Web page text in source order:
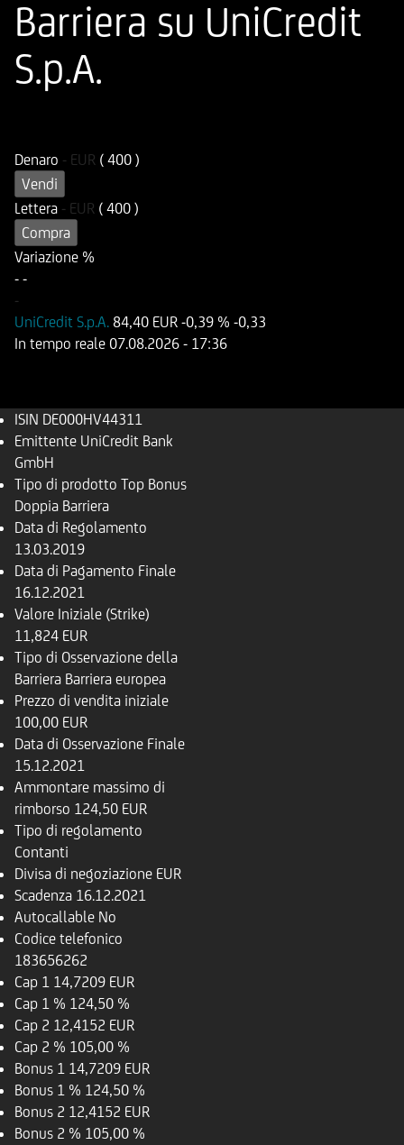
Barriera su UniCredit
S.p.A.
Denaro - EUR ( 400 )
Vendi
Lettera - EUR ( 400 )
Compra
Variazione %
- -
-
UniCredit S.p.A. 84,40 EUR -0,39 % -0,33
In tempo reale 07.08.2026 - 17:36
ISIN DE000HV44311
Emittente UniCredit Bank
GmbH
Tipo di prodotto Top Bonus
Doppia Barriera
Data di Regolamento
13.03.2019
Data di Pagamento Finale
16.12.2021
Valore Iniziale (Strike)
11,824 EUR
Tipo di Osservazione della
Barriera Barriera europea
Prezzo di vendita iniziale
100,00 EUR
Data di Osservazione Finale
15.12.2021
Ammontare massimo di
rimborso 124,50 EUR
Tipo di regolamento
Contanti
Divisa di negoziazione EUR
Scadenza 16.12.2021
Autocallable No
Codice telefonico
183656262
Cap 1 14,7209 EUR
Cap 1 % 124,50 %
Cap 2 12,4152 EUR
Cap 2 % 105,00 %
Bonus 1 14,7209 EUR
Bonus 1 % 124,50 %
Bonus 2 12,4152 EUR
Bonus 2 % 105,00 %